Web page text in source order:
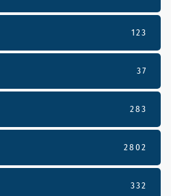
123
37
283
2802
332